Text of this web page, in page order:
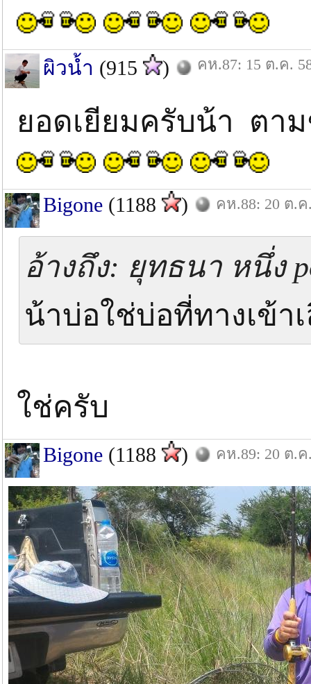
ผิวน้ำ (915 ) คห.87: 15 ต.ค.
ยอดเยียมครับน้า ตา
Bigone (1188 ) คห.88: 20 ต.ค
อ้างถึง: ยุทธนา หนึ่ง
น้าบ่อใช่บ่อที่ทางเข้า
ใช่ครับ
Bigone (1188 ) คห.89: 20 ต.ค